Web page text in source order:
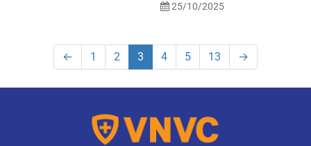
25/10/2025
← 1 2 3 4 5 13 →